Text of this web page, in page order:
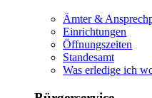
Ämter &
Einrichtungen
Öffnungszeiten
Standesamt
Was erledige ich